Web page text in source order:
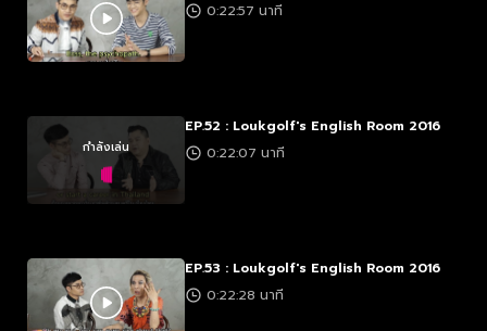
0:22:57 นาที
กำลังเล่น
EP.52 : Loukgolf's English Room 2016
0:22:07 นาที
EP.53 : Loukgolf's English Room 2016
0:22:28 นาที